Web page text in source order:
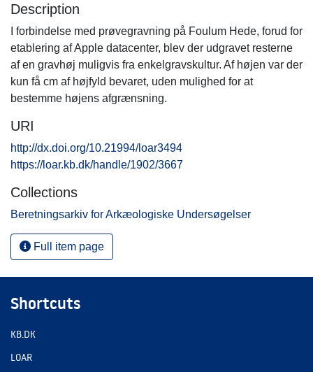
Description
I forbindelse med prøvegravning på Foulum Hede, forud for
etablering af Apple datacenter, blev der udgravet resterne
af en gravhøj muligvis fra enkelgravskultur. Af højen var der
kun få cm af højfyld bevaret, uden mulighed for at
bestemme højens afgrænsning.
URI
http://dx.doi.org/10.21994/loar3494
https://loar.kb.dk/handle/1902/3667
Collections
Beretningsarkiv for Arkæologiske Undersøgelser
Full item page
Shortcuts
KB.DK
LOAR